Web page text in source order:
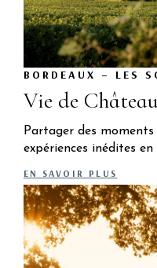
BORDEAUX – LES
Vie de
Partager des
expériences inédites
EN SAVOIR PLUS